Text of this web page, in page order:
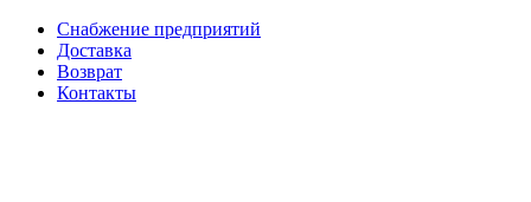
Снабжение предприятий
Доставка
Возврат
Контакты